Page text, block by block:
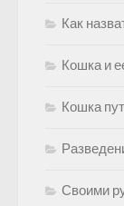
Как
Кошка и
Кошка
Своими